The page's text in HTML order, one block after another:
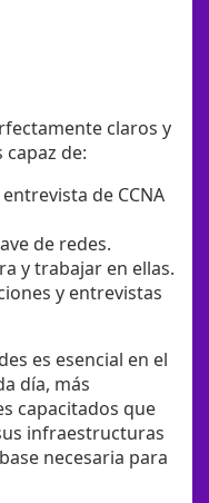
claros y
de:
de CCNA
de redes.
y trabajar en ellas.
y entrevistas
es esencial en el
día, más
capacitados que
infraestructuras
necesaria para